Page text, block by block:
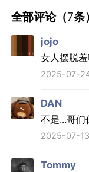
全部评论（7条）
jojo
女人摆脱
2025-07-
DAN
不是...哥们
2025-07-13
Tommy